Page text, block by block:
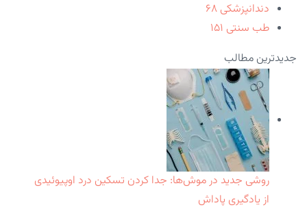
دندانپزشکی ۶۸
طب سنتی ۱۵۱
جدیدترین مطالب
روشی جدید در موش‌ها: جدا کردن تسکین درد اوپیوئیدی
از یادگیری پاداش